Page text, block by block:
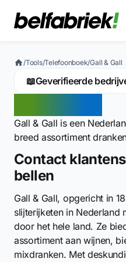
/Tools/Telefoonboek/Gall & Gall
📖Geverifieerde
Gall & Gall is een
breed assortiment
Contact
bellen
Gall & Gall, opgericht in
slijterijketen in Nederland
door het hele land. Ze
assortiment aan wijnen,
mixdranken. Met